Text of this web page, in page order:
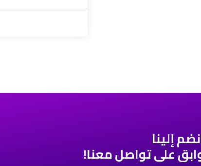
إلينا
على تواصل معنا!